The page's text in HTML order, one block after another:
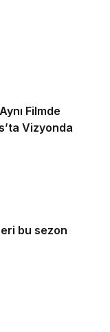
Filmde
Vizyonda
bu sezon